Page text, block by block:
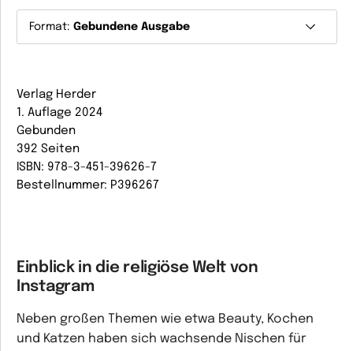
Format: Gebundene Ausgabe
Verlag Herder
1. Auflage 2024
Gebunden
392 Seiten
ISBN: 978-3-451-39626-7
Bestellnummer: P396267
Einblick in die religiöse Welt von
Instagram
Neben großen Themen wie etwa Beauty, Kochen
und Katzen haben sich wachsende Nischen für